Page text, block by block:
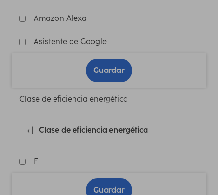
Amazon Alexa
Asistente de Google
Guardar
Clase de eficiencia energética
Clase de eficiencia energética
F
Guardar